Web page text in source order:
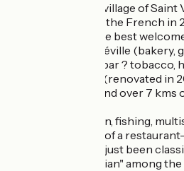
UNESCO and the village of Saint
(favorite village of the French in
You will receive the best
shopkeepers in Réville
shop, restaurant, bar ? tobacco,
cinema Richelieu (renovated in
Our beaches extend over 7 kms
Games for children, fishing,
fun, the proximity of a
Réville, which has just been
media "The Guardian" among